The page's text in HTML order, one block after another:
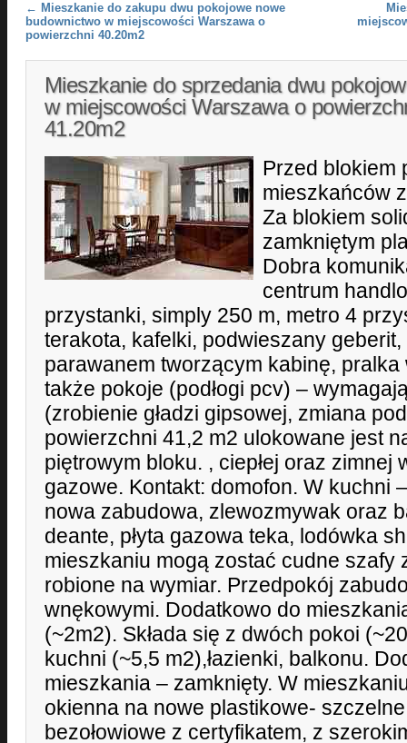
Post navigation
← Mieszkanie do zakupu dwu pokojowe nowe
budownictwo w miejscowości Warszawa o
powierzchni 40.20m2
Mieszkanie do sprzedania dwu
w miejscowości Warszawa o
41.20m2
Przed blokiem
mieszkańców
Za blokiem
zamkniętym
Dobra
centrum
przystanki, simply 250 m, metro 4
terakota, kafelki, podwieszany
parawanem tworzącym kabinę,
także pokoje (podłogi pcv) –
(zrobienie gładzi gipsowej, zmiana
powierzchni 41,2 m2 ulokowane jest
piętrowym bloku. , ciepłej oraz zimnej
gazowe. Kontakt: domofon. W kuchni
nowa zabudowa, zlewozmywak oraz
deante, płyta gazowa teka, lodówka
mieszkaniu mogą zostać cudne szafy
robione na wymiar. Przedpokój
wnękowymi. Dodatkowo do
(~2m2). Składa się z dwóch pokoi
kuchni (~5,5 m2),łazienki, balkonu.
mieszkania – zamknięty. W
okienna na nowe plastikowe-
bezołowiowe z certyfikatem, z